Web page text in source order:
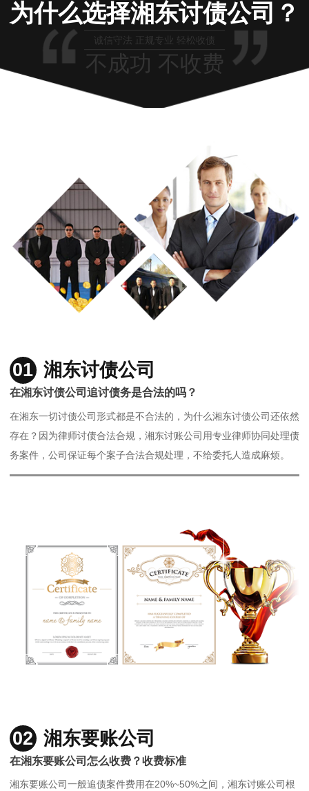
为什么选择湘东讨债公司？
诚信守法 正规专业 轻松收债
不成功 不收费
01 湘东讨债公司
在湘东讨债公司追讨债务是合法的吗？
在湘东一切讨债公司形式都是不合法的，为什么湘东讨债公司还依然
存在？因为律师讨债合法合规，湘东讨账公司用专业律师协同处理债
务案件，公司保证每个案子合法合规处理，不给委托人造成麻烦。
02 湘东要账公司
在湘东要账公司怎么收费？收费标准
湘东要账公司一般追债案件费用在20%~50%之间，湘东讨账公司根